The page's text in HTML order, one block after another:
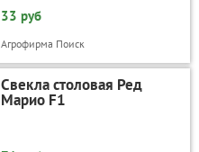
33 руб
Агрофирма Поиск
Свекла столовая Ред
Марио F1